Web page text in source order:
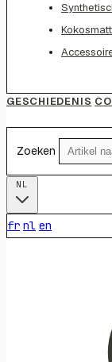
GESCHIEDENIS
Zoeken
fr nl en